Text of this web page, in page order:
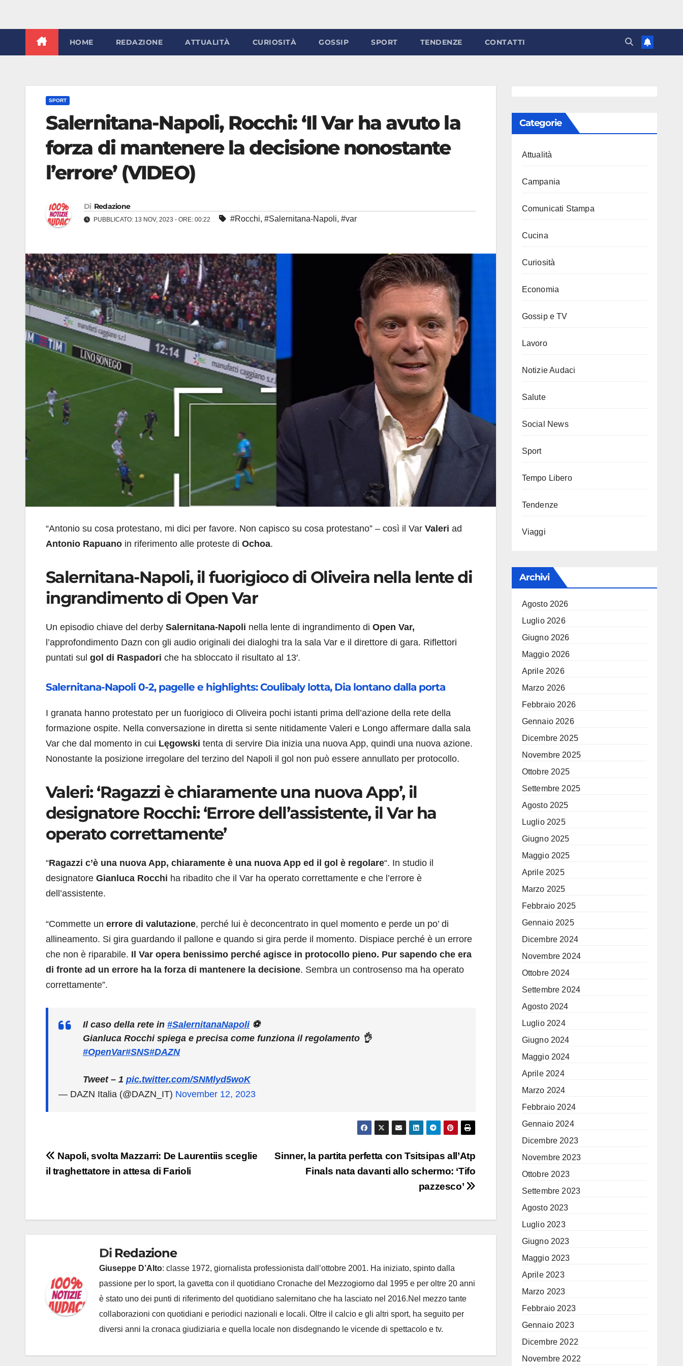
HOME REDAZIONE ATTUALITÀ CURIOSITÀ GOSSIP SPORT TENDENZE CONTATTI
SPORT
Salernitana-Napoli, Rocchi: ‘Il Var ha avuto la
forza di mantenere la decisione nonostante
l’errore’ (VIDEO)
Di Redazione
PUBBLICATO: 13 NOV, 2023 - ORE: 00:22 #Rocchi, #Salernitana-Napoli, #var
“Antonio su cosa protestano, mi dici per favore. Non capisco su cosa protestano” – così il Var Valeri ad
Antonio Rapuano in riferimento alle proteste di Ochoa.
Salernitana-Napoli, il fuorigioco di Oliveira nella lente di
ingrandimento di Open Var
Un episodio chiave del derby Salernitana-Napoli nella lente di ingrandimento di Open Var,
l’approfondimento Dazn con gli audio originali dei dialoghi tra la sala Var e il direttore di gara. Riflettori
puntati sul gol di Raspadori che ha sbloccato il risultato al 13′.
Salernitana-Napoli 0-2, pagelle e highlights: Coulibaly lotta, Dia lontano dalla porta
I granata hanno protestato per un fuorigioco di Oliveira pochi istanti prima dell’azione della rete della
formazione ospite. Nella conversazione in diretta si sente nitidamente Valeri e Longo affermare dalla sala
Var che dal momento in cui Lęgowski tenta di servire Dia inizia una nuova App, quindi una nuova azione.
Nonostante la posizione irregolare del terzino del Napoli il gol non può essere annullato per protocollo.
Valeri: ‘Ragazzi è chiaramente una nuova App’, il
designatore Rocchi: ‘Errore dell’assistente, il Var ha
operato correttamente’
“Ragazzi c’è una nuova App, chiaramente è una nuova App ed il gol è regolare“. In studio il
designatore Gianluca Rocchi ha ribadito che il Var ha operato correttamente e che l’errore è
dell’assistente.
“Commette un errore di valutazione, perché lui è deconcentrato in quel momento e perde un po’ di
allineamento. Si gira guardando il pallone e quando si gira perde il momento. Dispiace perché è un errore
che non è riparabile. Il Var opera benissimo perché agisce in protocollo pieno. Pur sapendo che era
di fronte ad un errore ha la forza di mantenere la decisione. Sembra un controsenso ma ha operato
correttamente”.
Il caso della rete in #SalernitanaNapoli⚽
Gianluca Rocchi spiega e precisa come funziona il regolamento 👌
#OpenVar#SNS#DAZN
Tweet – 1 pic.twitter.com/SNMlyd5woK
— DAZN Italia (@DAZN_IT) November 12, 2023
Navigazione
articoli
Sinner, la partita perfetta con Tsitsipas all’Atp
Finals nata davanti allo schermo: ‘Tifo
pazzesco’
Napoli, svolta Mazzarri: De Laurentiis sceglie
il traghettatore in attesa di Farioli
Di Redazione
Giuseppe D’Alto: classe 1972, giornalista professionista dall’ottobre 2001. Ha iniziato, spinto dalla
passione per lo sport, la gavetta con il quotidiano Cronache del Mezzogiorno dal 1995 e per oltre 20 anni
è stato uno dei punti di riferimento del quotidiano salernitano che ha lasciato nel 2016.Nel mezzo tante
collaborazioni con quotidiani e periodici nazionali e locali. Oltre il calcio e gli altri sport, ha seguito per
diversi anni la cronaca giudiziaria e quella locale non disdegnando le vicende di spettacolo e tv.
Categorie
Attualità
Campania
Comunicati Stampa
Cucina
Curiosità
Economia
Gossip e TV
Lavoro
Notizie Audaci
Salute
Social News
Sport
Tempo Libero
Tendenze
Viaggi
Archivi
Agosto 2026
Luglio 2026
Giugno 2026
Maggio 2026
Aprile 2026
Marzo 2026
Febbraio 2026
Gennaio 2026
Dicembre 2025
Novembre 2025
Ottobre 2025
Settembre 2025
Agosto 2025
Luglio 2025
Giugno 2025
Maggio 2025
Aprile 2025
Marzo 2025
Febbraio 2025
Gennaio 2025
Dicembre 2024
Novembre 2024
Ottobre 2024
Settembre 2024
Agosto 2024
Luglio 2024
Giugno 2024
Maggio 2024
Aprile 2024
Marzo 2024
Febbraio 2024
Gennaio 2024
Dicembre 2023
Novembre 2023
Ottobre 2023
Settembre 2023
Agosto 2023
Luglio 2023
Giugno 2023
Maggio 2023
Aprile 2023
Marzo 2023
Febbraio 2023
Gennaio 2023
Dicembre 2022
Novembre 2022